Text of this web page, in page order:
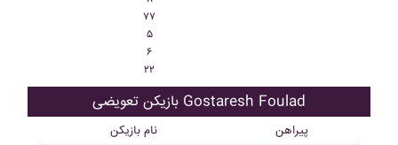
۷۷
۵
۶
۲۲
بازیکن تعویضی Gostaresh Foulad
نام بازیکن پیراهن